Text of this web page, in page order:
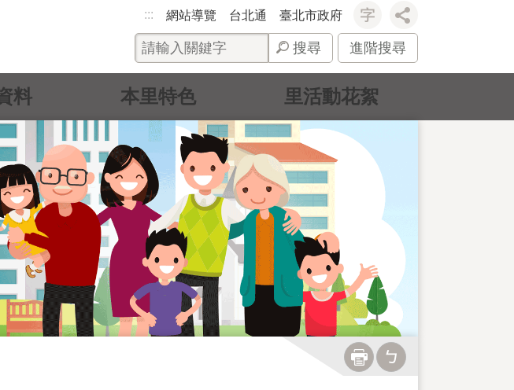
::: 網站導覽 台北通 臺北市政府
搜尋 進階搜尋
料 本里特色 里活動花絮